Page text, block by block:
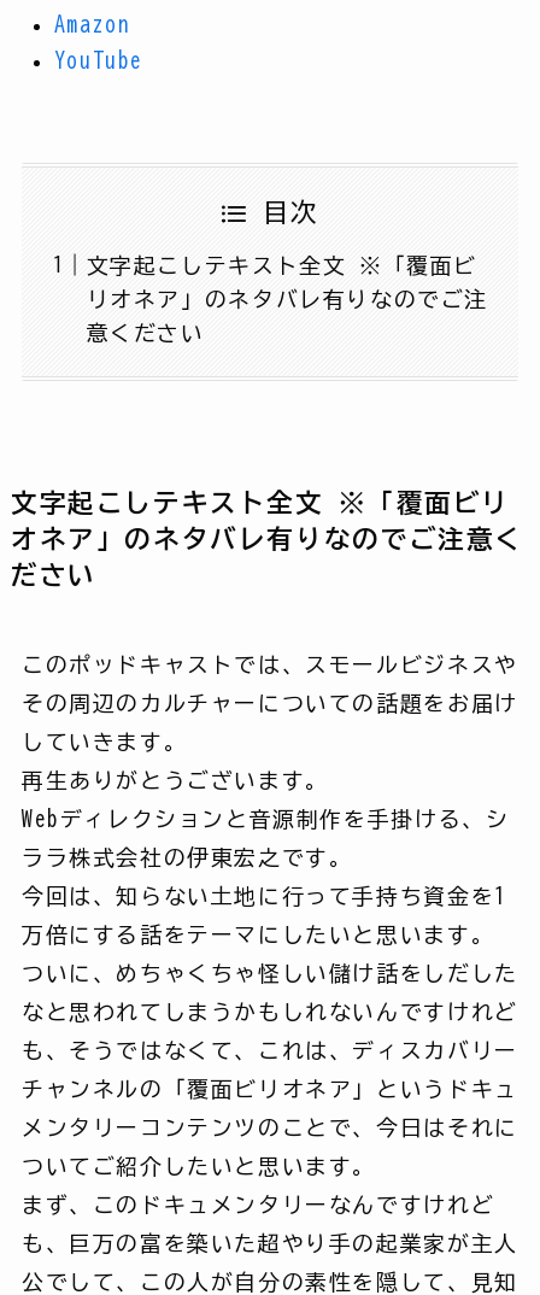
Amazon
YouTube
目次
文字起こしテキスト全文 ※「覆面ビ
リオネア」のネタバレ有りなのでご注
意ください
文字起こしテキスト全文 ※「覆面ビリ
オネア」のネタバレ有りなのでご注意く
ださい
このポッドキャストでは、スモールビジネスや
その周辺のカルチャーについての話題をお届け
していきます。
再生ありがとうございます。
Webディレクションと音源制作を手掛ける、シ
ララ株式会社の伊東宏之です。
今回は、知らない土地に行って手持ち資金を1
万倍にする話をテーマにしたいと思います。
ついに、めちゃくちゃ怪しい儲け話をしだした
なと思われてしまうかもしれないんですけれど
も、そうではなくて、これは、ディスカバリー
チャンネルの「覆面ビリオネア」というドキュ
メンタリーコンテンツのことで、今日はそれに
ついてご紹介したいと思います。
まず、このドキュメンタリーなんですけれど
も、巨万の富を築いた超やり手の起業家が主人
公でして、この人が自分の素性を隠して、見知